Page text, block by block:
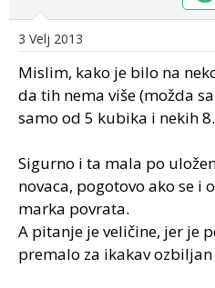
3 Velj 2013
Mislim, kako je bilo na
da tih nema više (možda
samo od 5 kubika i nekih
Sigurno i ta mala po
novaca, pogotovo ako se i
marka povrata.
A pitanje je veličine, jer je
premalo za ikakav